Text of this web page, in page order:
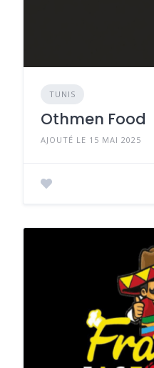
TUNIS
Othmen Food
AJOUTÉ LE 15 MAI 2025